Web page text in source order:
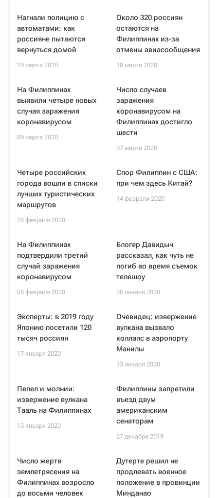
Нагнали полицию с
автоматами: как
россияне пытаются
вернуться домой
19 марта 2020
Около 320 россиян
остаются на
Филиппинах из-за
отмены авиасообщения
18 марта 2020
На Филиппинах
выявили четыре новых
случая заражения
коронавирусом
09 марта 2020
Число случаев
заражения
коронавирусом на
Филиппинах достигло
шести
07 марта 2020
Четыре российских
города вошли в списки
лучших туристических
маршрутов
28 февраля 2020
Спор Филиппин с США:
при чем здесь Китай?
14 февраля 2020
На Филиппинах
подтвердили третий
случай заражения
коронавирусом
05 февраля 2020
Блогер Давидыч
рассказал, как чуть не
погиб во время съемок
телешоу
30 января 2020
Эксперты: в 2019 году
Японию посетили 120
тысяч россиян
17 января 2020
Очевидец: извержение
вулкана вызвало
коллапс в аэропорту
Манилы
13 января 2020
Пепел и молнии:
извержение вулкана
Тааль на Филиппинах
13 января 2020
Филиппины запретили
въезд двум
американским
сенаторам
27 декабря 2019
Число жертв
землетрясения на
Филиппинах возросло
до восьми человек
Дутерте решил не
продлевать военное
положение в провинции
Минданао